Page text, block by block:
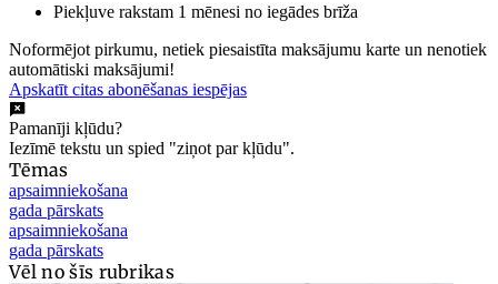
Piekļuve rakstam 1 mēnesi no iegādes brīža
Noformējot pirkumu, netiek piesaistīta maksājumu karte un nenotiek
automātiski maksājumi!
Apskatīt citas abonēšanas iespējas
Pamanīji kļūdu?
Iezīmē tekstu un spied "ziņot par kļūdu".
Tēmas
apsaimniekošana
gada pārskats
apsaimniekošana
gada pārskats
Vēl no šīs rubrikas